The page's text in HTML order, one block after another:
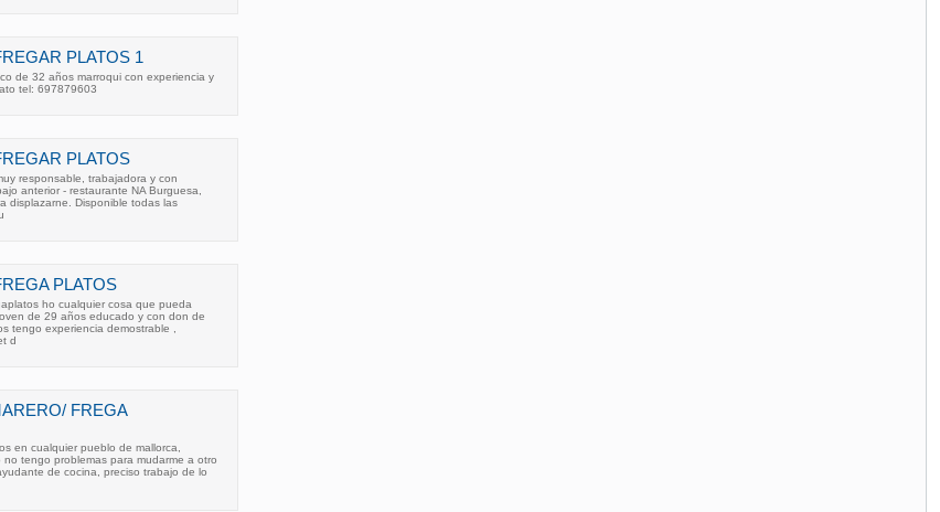
PLATOS 1
de 32 años marroqui con experiencia y
tel: 697879603
PLATOS
responsable, trabajadora y con
anterior - restaurante NA Burguesa,
displazarne. Disponible todas las
PLATOS
ho cualquier cosa que pueda
de 29 años educado y con don de
tengo experiencia demostrable ,
d
FREGA
en cualquier pueblo de mallorca,
tengo problemas para mudarme a otro
de cocina, preciso trabajo de lo